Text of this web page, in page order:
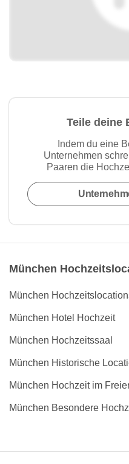
Teile deine
Indem du eine
Unternehmen
Paaren die
München
München
München Hotel Hochzeit
München Hochzeitssaal
München Historische
München Hochzeit im
München Besondere